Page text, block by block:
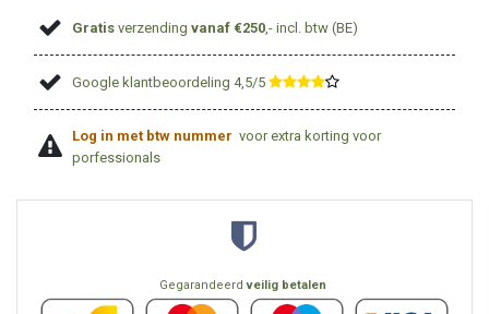
Gratis verzendingvanaf €250 ,- incl. btw (BE)
Google klantbeoordeling 4,5/5 ​
Log in met btw nummer voor extra korting voor
porfessionals
Gegarandeerdveilig betalen